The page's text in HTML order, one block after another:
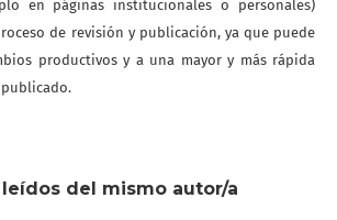
en páginas institucionales o personales)
de revisión y publicación, ya que puede
productivos y a una mayor y más rápida
del mismo autor/a